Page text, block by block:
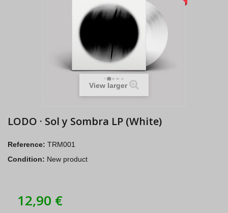
View larger
LODO · Sol y Sombra LP (White)
Reference: TRM001
Condition: New product
12,90 €